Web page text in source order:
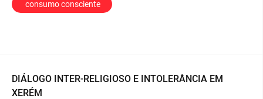
consumo consciente
DIÁLOGO INTER-RELIGIOSO E INTOLERÂNCIA EM
XERÉM